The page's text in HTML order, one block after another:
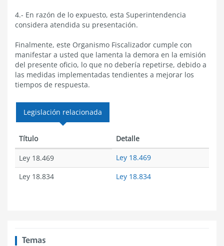
4.- En razón de lo expuesto, esta Superintendencia
considera atendida su presentación.
Finalmente, este Organismo Fiscalizador cumple con
manifestar a usted que lamenta la demora en la emisión
del presente oficio, lo que no debería repetirse, debido a
las medidas implementadas tendientes a mejorar los
tiempos de respuesta.
Legislación relacionada
Título Detalle
Ley 18.469
Ley 18.469
Ley 18.834
Ley 18.834
Temas